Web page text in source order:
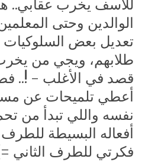
للأسف يخرب عقابي..
الوالدين وحتى
تعديل بعض السلوكيات
طلابهم، ويجي من
قصد في الأغلب - !..
أعطي تلميحات عن
نفسه واللي تبدأ من
أفعاله البسيطة
فكرتي للطرف الثاني